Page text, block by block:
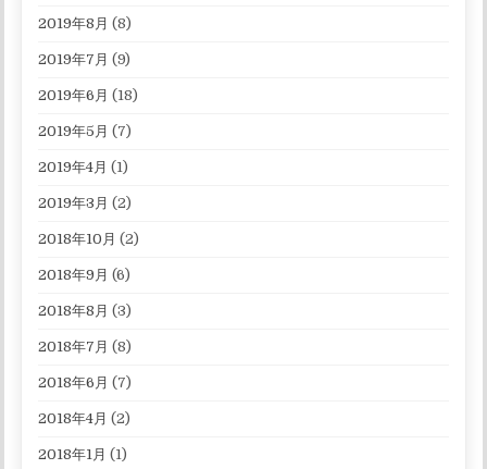
2019年8月 (8)
2019年7月 (9)
2019年6月 (18)
2019年5月 (7)
2019年4月 (1)
2019年3月 (2)
2018年10月 (2)
2018年9月 (6)
2018年8月 (3)
2018年7月 (8)
2018年6月 (7)
2018年4月 (2)
2018年1月 (1)